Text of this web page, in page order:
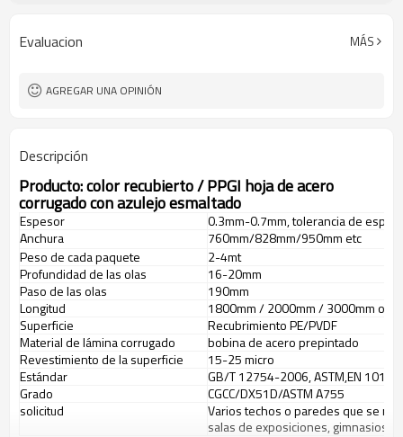
fabricante
Evaluacion MÁS
AGREGAR UNA OPINIÓN
Descripción
Producto:color recubierto / PPGI hoja de acero
corrugado con azulejo esmaltado
Espesor
0.3mm-0.7mm, tolerancia de
Anchura
760mm/828mm/950mm etc
Peso de cada paquete
2-4mt
Profundidad de las olas
16-20mm
Paso de las olas
190mm
Longitud
1800mm / 2000mm / 3000mm o
Superficie
Recubrimiento PE/PVDF
Material de lámina corrugado
bobina de acero prepintado
Revestimiento de la superficie
15-25 micro
Estándar
GB/T 12754-2006, ASTM,EN
Grado
CGCC/DX51D/ASTM A755
solicitud
Varios techos o paredes que se
salas de exposiciones, gimnasios,